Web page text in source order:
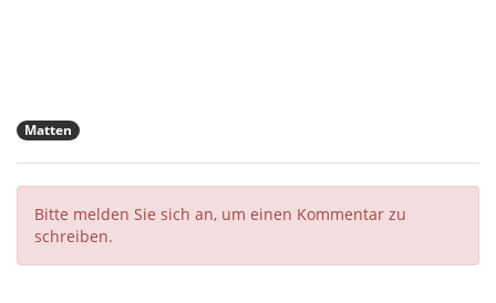
Matten
Bitte melden Sie sich an, um einen Kommentar zu
schreiben.